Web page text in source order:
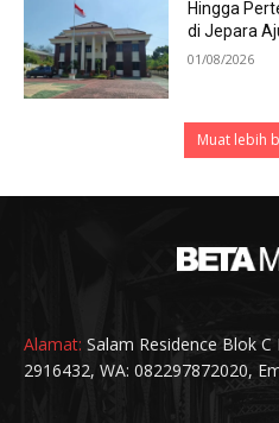
Hingga
di Jepara
01/08/2026
Muat lebih
Alamat: Salam Residence Blok
2916432, WA: 082297872020,